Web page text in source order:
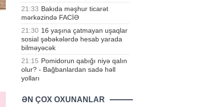
21:33 Bakıda məşhur ticarət
mərkəzində FACİƏ
21:30 16 yaşına çatmayan uşaqlar
sosial şəbəkələrdə hesab yarada
bilməyəcək
21:15 Pomidorun qabığı niyə qalın
olur? - Bağbanlardan sadə həll
yolları
ƏN ÇOX OXUNANLAR